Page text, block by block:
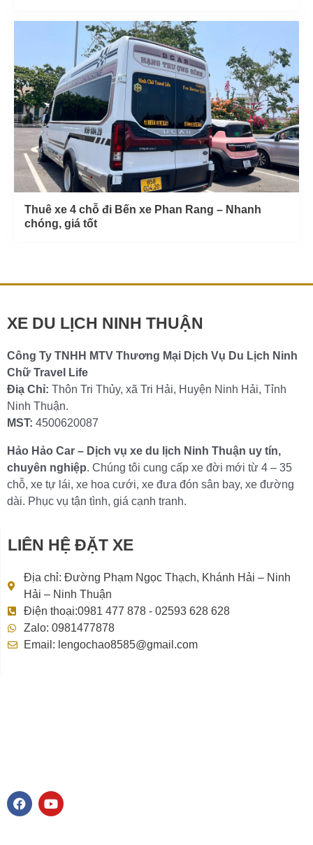
Thuê xe 4 chỗ đi Bến xe Phan Rang – Nhanh
chóng, giá tốt
XE DU LỊCH NINH THUẬN
Công Ty TNHH MTV Thương Mại Dịch Vụ Du Lịch Ninh
Chữ Travel Life
Điạ Chỉ: Thôn Tri Thủy, xã Tri Hải, Huyện Ninh Hải, Tỉnh
Ninh Thuận.
MST: 4500620087
Hảo Hảo Car – Dịch vụ xe du lịch Ninh Thuận uy tín,
chuyên nghiệp. Chúng tôi cung cấp xe đời mới từ 4 – 35
chỗ, xe tự lái, xe hoa cưới, xe đưa đón sân bay, xe đường
dài. Phục vụ tận tình, giá cạnh tranh.
LIÊN HỆ ĐẶT XE
Địa chỉ: Đường Phạm Ngọc Thạch, Khánh Hải – Ninh
Hải – Ninh Thuận
Điện thoại:0981 477 878 - 02593 628 628
Zalo: 0981477878
Email: lengochao8585@gmail.com
F
a
Y
o